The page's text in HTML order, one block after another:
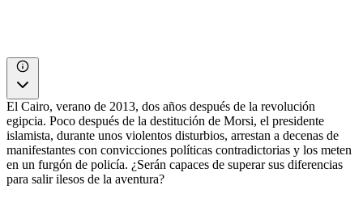
El Cairo, verano de 2013, dos años después de la revolución
egipcia. Poco después de la destitución de Morsi, el presidente
islamista, durante unos violentos disturbios, arrestan a decenas de
manifestantes con convicciones políticas contradictorias y los meten
en un furgón de policía. ¿Serán capaces de superar sus diferencias
para salir ilesos de la aventura?